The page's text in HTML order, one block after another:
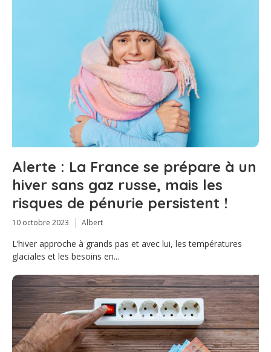
Alerte : La France se prépare à un
hiver sans gaz russe, mais les
risques de pénurie persistent !
10 octobre 2023 Albert
L’hiver approche à grands pas et avec lui, les températures
glaciales et les besoins en...